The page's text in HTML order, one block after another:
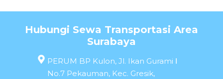
Hubungi Sewa Transportasi Area
Surabaya
PERUM BP Kulon, Jl. Ikan Gurami Ⅰ
No.7 Pekauman, Kec. Gresik,